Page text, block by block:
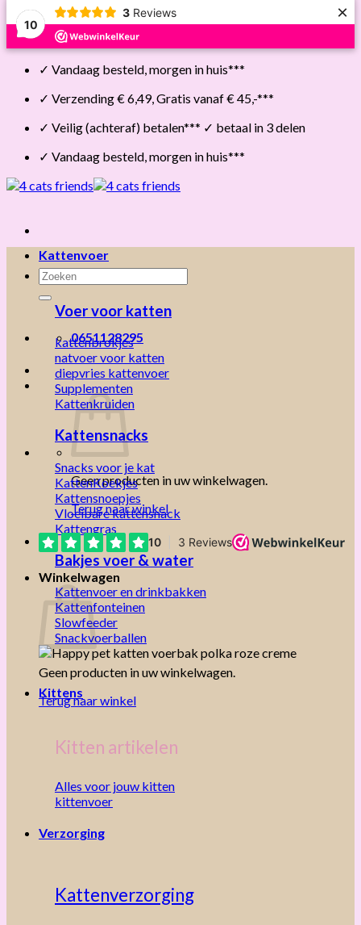
10
3 Reviews ×
Skip
✓ Vandaag besteld, morgen in huis***
✓ Verzending € 6,49, Gratis vanaf € 45,-***
✓ Veilig (achteraf) betalen*** ✓ betaal in 3 delen
✓ Vandaag besteld, morgen in huis***
Zoeken
naar:
0651128295
Geen producten in uw winkelwagen.
Terug naar winkel
Winkelwagen
Geen producten in uw winkelwagen.
Terug naar winkel
Kattenvoer
Voer voor katten
kattenbrokjes
natvoer voor katten
diepvries kattenvoer
Supplementen
Kattenkruiden
Kattensnacks
Snacks voor je kat
KattenKoekjes
Kattensnoepjes
Vloeibare kattensnack
Kattengras
Bakjes voer & water
Kattenvoer en drinkbakken
Kattenfonteinen
Slowfeeder
Snackvoerballen
Kittens
Kitten artikelen
Alles voor jouw kitten
kittenvoer
Verzorging
Kattenverzorging